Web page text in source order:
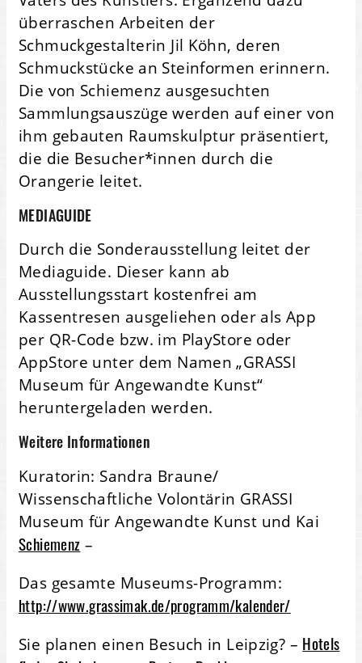
überraschen Arbeiten der
Schmuckgestalterin Jil Köhn, deren
Schmuckstücke an Steinformen erinnern.
Die von Schiemenz ausgesuchten
Sammlungsauszüge werden auf einer von
ihm gebauten Raumskulptur präsentiert,
die die Besucher*innen durch die
Orangerie leitet.
MEDIAGUIDE
Durch die Sonderausstellung leitet der
Mediaguide. Dieser kann ab
Ausstellungsstart kostenfrei am
Kassentresen ausgeliehen oder als App
per QR-Code bzw. im PlayStore oder
AppStore unter dem Namen „GRASSI
Museum für Angewandte Kunst“
heruntergeladen werden.
Weitere Informationen
Kuratorin: Sandra Braune/
Wissenschaftliche Volontärin GRASSI
Museum für Angewandte Kunst und Kai
Schiemenz –
Das gesamte Museums-Programm:
http://www.grassimak.de/programm/kalender/
Sie planen einen Besuch in Leipzig? – Hotels